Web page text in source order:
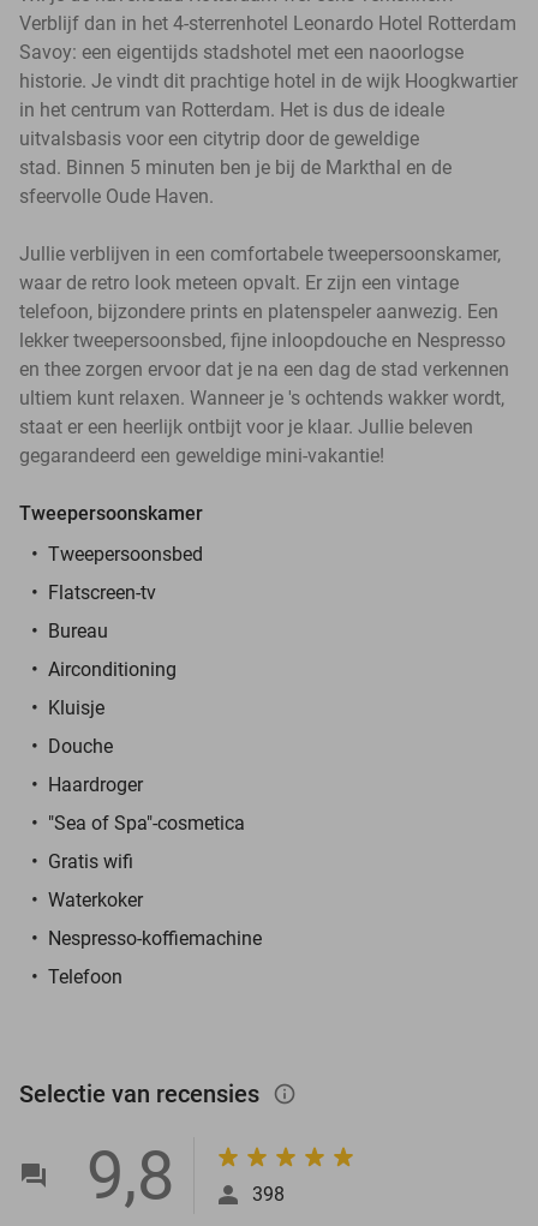
Verblijf dan in het 4-sterrenhotel Leonardo Hotel Rotterdam
Savoy: een eigentijds stadshotel met een naoorlogse
historie. Je vindt dit prachtige hotel in de wijk Hoogkwartier
in het centrum van Rotterdam. Het is dus de ideale
uitvalsbasis voor een citytrip door de geweldige
stad. Binnen 5 minuten ben je bij de Markthal en de
sfeervolle Oude Haven.
Jullie verblijven in een comfortabele tweepersoonskamer,
waar de retro look meteen opvalt. Er zijn een vintage
telefoon, bijzondere prints en platenspeler aanwezig. Een
lekker tweepersoonsbed, fijne inloopdouche en Nespresso
en thee zorgen ervoor dat je na een dag de stad verkennen
ultiem kunt relaxen. Wanneer je 's ochtends wakker wordt,
staat er een heerlijk ontbijt voor je klaar. Jullie beleven
gegarandeerd een geweldige mini-vakantie!
Tweepersoonskamer
Tweepersoonsbed
Flatscreen-tv
Bureau
Airconditioning
Kluisje
Douche
Haardroger
"Sea of Spa"-cosmetica
Gratis wifi
Waterkoker
Nespresso-koffiemachine
Telefoon
Selectie van recensies info_outlined
9,8 398